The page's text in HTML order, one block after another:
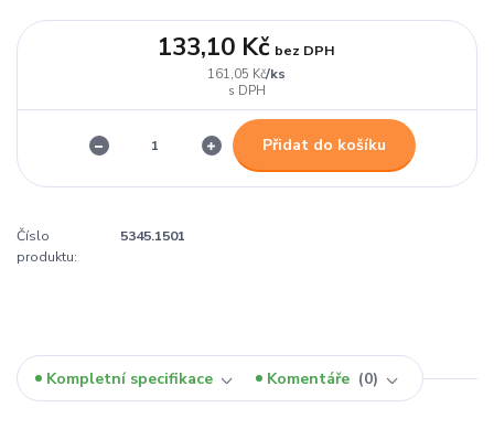
161,05 Kč/ks
133,10 Kč bez DPH
Přidat do košíku
Číslo
produktu:
5345.1501
Kompletní specifikace Komentáře 0